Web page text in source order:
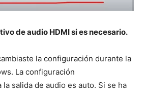
de audio HDMI si es necesario.
la configuración durante la
La configuración
salida de audio es auto. Si se ha